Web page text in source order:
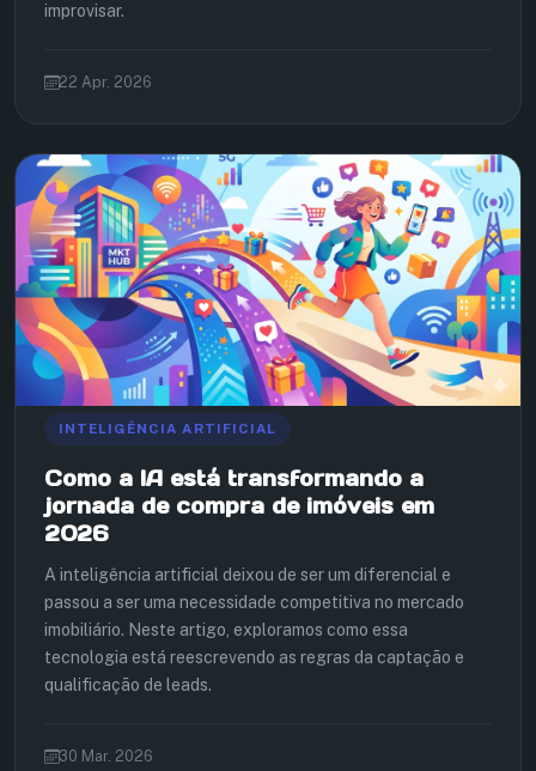
improvisar.
22 Apr. 2026
INTELIGÊNCIA ARTIFICIAL
Como a IA está transformando a
jornada de compra de imóveis em
2026
A inteligência artificial deixou de ser um diferencial e
passou a ser uma necessidade competitiva no mercado
imobiliário. Neste artigo, exploramos como essa
tecnologia está reescrevendo as regras da captação e
qualificação de leads.
30 Mar. 2026